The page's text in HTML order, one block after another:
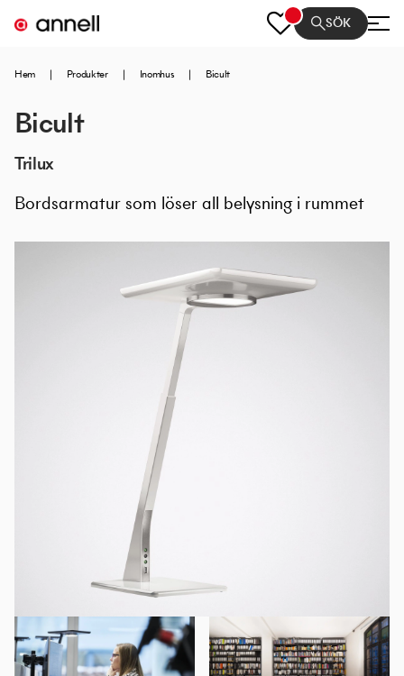
SÖK
Hem | Produkter | Inomhus | Bicult
Bicult
Trilux
Bordsarmatur som löser all belysning i rummet